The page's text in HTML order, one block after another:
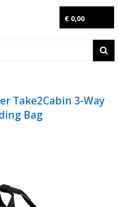
€ 0,00
advies? Bel nu 053-7920045 of 06-55731304
Take2Cabin 3-Way
Bag